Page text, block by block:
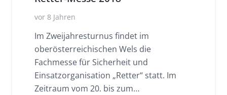
vor 8 Jahren
Im Zweijahresturnus findet im
oberösterreichischen Wels die
Fachmesse für Sicherheit und
Einsatzorganisation „Retter“ statt. Im
Zeitraum vom 20. bis zum…